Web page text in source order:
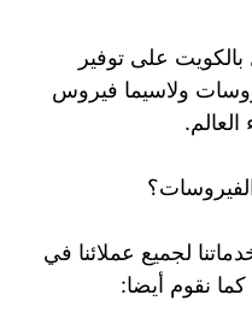
على توفير
ولاسيما فيروس
لجميع عملائنا في
نقوم أيضا: